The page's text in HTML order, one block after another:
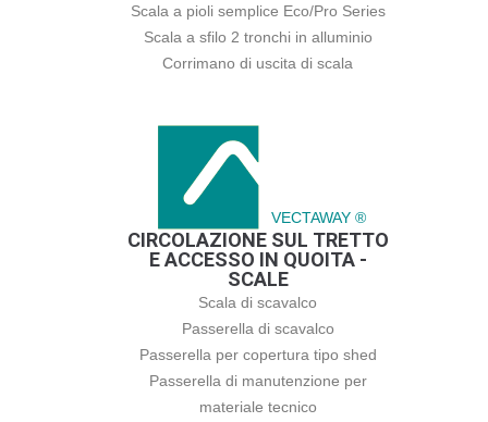
Scala a pioli semplice Eco/Pro Series
Scala a sfilo 2 tronchi in alluminio
Corrimano di uscita di scala
VECTAWAY ®
CIRCOLAZIONE SUL TRETTO
E ACCESSO IN QUOITA -
SCALE
Scala di scavalco
Passerella di scavalco
Passerella per copertura tipo shed
Passerella di manutenzione per
materiale tecnico